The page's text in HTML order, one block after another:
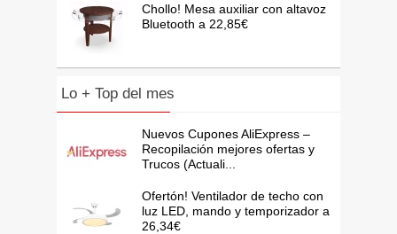
Chollo! Mesa auxiliar con altavoz
Bluetooth a 22,85€
Lo + Top del mes
Nuevos Cupones AliExpress –
Recopilación mejores ofertas y
Trucos (Actuali...
Ofertón! Ventilador de techo con
luz LED, mando y temporizador a
26,34€